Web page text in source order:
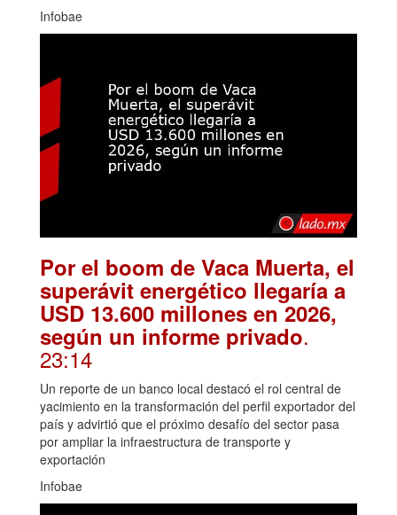
Infobae
Por el boom de Vaca Muerta, el
superávit energético llegaría a
USD 13.600 millones en 2026,
según un informe privado.
23:14
Un reporte de un banco local destacó el rol central de
yacimiento en la transformación del perfil exportador del
país y advirtió que el próximo desafío del sector pasa
por ampliar la infraestructura de transporte y
exportación
Infobae